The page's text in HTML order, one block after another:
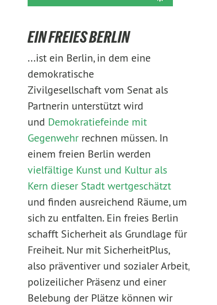
EIN FREIES BERLIN
...ist ein Berlin, in dem eine
demokratische
Zivilgesellschaft vom Senat als
Partnerin unterstützt wird
und Demokratiefeinde mit
Gegenwehr rechnen müssen. In
einem freien Berlin werden
vielfältige Kunst und Kultur als
Kern dieser Stadt wertgeschätzt
und finden ausreichend Räume, um
sich zu entfalten. Ein freies Berlin
schafft Sicherheit als Grundlage für
Freiheit. Nur mit SicherheitPlus,
also präventiver und sozialer Arbeit,
polizeilicher Präsenz und einer
Belebung der Plätze können wir